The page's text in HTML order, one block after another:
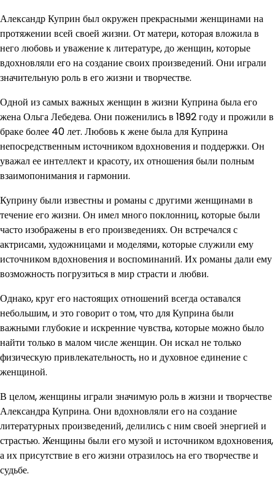
Александр Куприн был окружен прекрасными женщинами на
протяжении всей своей жизни. От матери, которая вложила в
него любовь и уважение к литературе, до женщин, которые
вдохновляли его на создание своих произведений. Они играли
значительную роль в его жизни и творчестве.
Одной из самых важных женщин в жизни Куприна была его
жена Ольга Лебедева. Они поженились в 1892 году и прожили в
браке более 40 лет. Любовь к жене была для Куприна
непосредственным источником вдохновения и поддержки. Он
уважал ее интеллект и красоту, их отношения были полным
взаимопонимания и гармонии.
Куприну были известны и романы с другими женщинами в
течение его жизни. Он имел много поклонниц, которые были
часто изображены в его произведениях. Он встречался с
актрисами, художницами и моделями, которые служили ему
источником вдохновения и воспоминаний. Их романы дали ему
возможность погрузиться в мир страсти и любви.
Однако, круг его настоящих отношений всегда оставался
небольшим, и это говорит о том, что для Куприна были
важными глубокие и искренние чувства, которые можно было
найти только в малом числе женщин. Он искал не только
физическую привлекательность, но и духовное единение с
женщиной.
В целом, женщины играли значимую роль в жизни и творчестве
Александра Куприна. Они вдохновляли его на создание
литературных произведений, делились с ним своей энергией и
страстью. Женщины были его музой и источником вдохновения,
а их присутствие в его жизни отразилось на его творчестве и
судьбе.